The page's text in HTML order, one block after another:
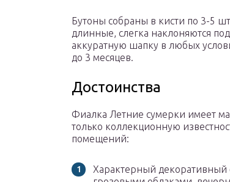
Бутоны собраны в кисти по 3-5
длинные, слегка наклоняются
аккуратную шапку в любых
до 3 месяцев.
Достоинства
Фиалка Летние сумерки имеет
только коллекционную
помещений:
Характерный